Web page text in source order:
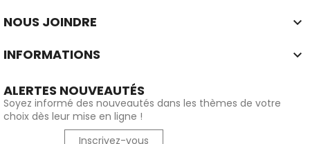
NOUS JOINDRE 
INFORMATIONS 
ALERTES NOUVEAUTÉS
Soyez informé des nouveautés dans les thèmes de votre
choix dès leur mise en ligne !
Inscrivez-vous